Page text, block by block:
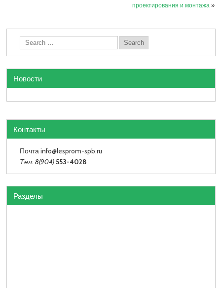
проектирования и монтажа»
Новости
Контакты
Почта info@lesprom-spb.ru
Тел: 8(904) 553-4028
Разделы